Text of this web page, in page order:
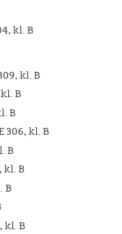
kl. B
kl. B
B
B
306, kl. B
B
kl. B
B
kl. B